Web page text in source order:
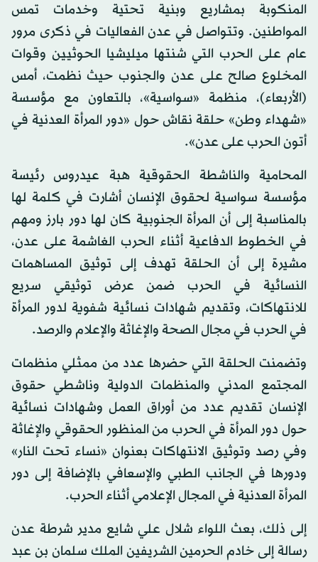
المنكوبة بمشاريع وبنية تحتية وخدمات تمس
المواطنين. وتتواصل في عدن الفعاليات في ذكرى مرور
عام على الحرب التي شنتها ميليشيا الحوثيين وقوات
المخلوع صالح على عدن والجنوب حيث نظمت، أمس
(الأربعاء)، منظمة «سواسية»، بالتعاون مع مؤسسة
«شهداء وطن» حلقة نقاش حول «دور المرأة العدنية في
أتون الحرب على عدن».
المحامية والناشطة الحقوقية هبة عيدروس رئيسة
مؤسسة سواسية لحقوق الإنسان أشارت في كلمة لها
بالمناسبة إلى أن المرأة الجنوبية كان لها دور بارز ومهم
في الخطوط الدفاعية أثناء الحرب الغاشمة على عدن،
مشيرة إلى أن الحلقة تهدف إلى توثيق المساهمات
النسائية في الحرب ضمن عرض توثيقي سريع
للانتهاكات، وتقديم شهادات نسائية شفوية لدور المرأة
في الحرب في مجال الصحة والإغاثة والإعلام والرصد.
وتضمنت الحلقة التي حضرها عدد من ممثلي منظمات
المجتمع المدني والمنظمات الدولية وناشطي حقوق
الإنسان تقديم عدد من أوراق العمل وشهادات نسائية
حول دور المرأة في الحرب من المنظور الحقوقي والإغاثة
وفي رصد وتوثيق الانتهاكات بعنوان «نساء تحت النار»
ودورها في الجانب الطبي والإسعافي بالإضافة إلى دور
المرأة العدنية في المجال الإعلامي أثناء الحرب.
إلى ذلك، بعث اللواء شلال علي شايع مدير شرطة عدن
رسالة إلى خادم الحرمين الشريفين الملك سلمان بن عبد